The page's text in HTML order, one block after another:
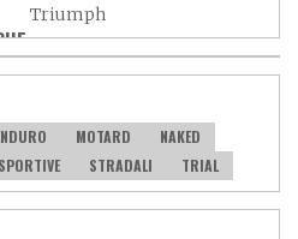
Triumph
Yamaha
Adly
Baotian
»
MOTARD
NAKED
SPORTIVE STRADALI TRIAL